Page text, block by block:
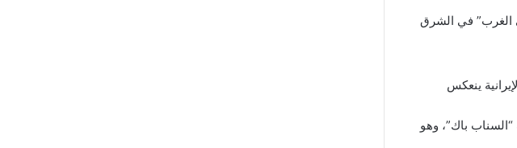
الغرب” في الشرق
ينعكس
باك”، وهو